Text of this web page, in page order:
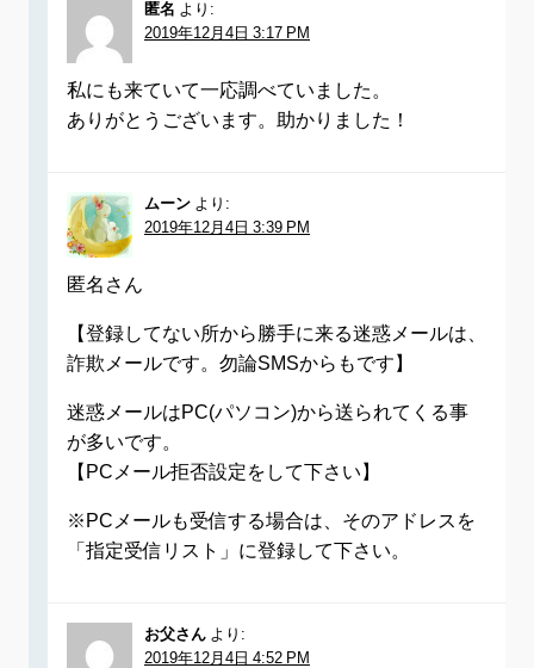
匿名 より:
2019年12月4日 3:17 PM
私にも来ていて一応調べていました。
ありがとうございます。助かりました！
ムーン より:
2019年12月4日 3:39 PM
匿名さん
【登録してない所から勝手に来る迷惑メールは、
詐欺メールです。勿論SMSからもです】
迷惑メールはPC(パソコン)から送られてくる事
が多いです。
【PCメール拒否設定をして下さい】
※PCメールも受信する場合は、そのアドレスを
「指定受信リスト」に登録して下さい。
お父さん より:
2019年12月4日 4:52 PM